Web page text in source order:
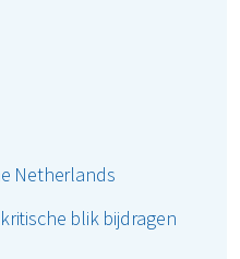
Netherlands
blik bijdragen